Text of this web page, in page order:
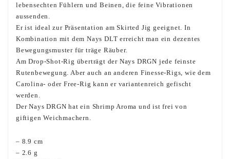
lebensechten Fühlern und Beinen, die feine Vibrationen
aussenden.
Er ist ideal zur Präsentation am Skirted Jig geeignet. In
Kombination mit dem Nays DLT erreicht man ein dezentes
Bewegungsmuster für träge Räuber.
Am Drop-Shot-Rig überträgt der Nays DRGN jede feinste
Rutenbewegung. Aber auch an anderen Finesse-Rigs, wie dem
Carolina- oder Free-Rig kann er variantenreich gefischt
werden.
Der Nays DRGN hat ein Shrimp Aroma und ist frei von
giftigen Weichmachern.
– 8.9 cm
– 2.6 g